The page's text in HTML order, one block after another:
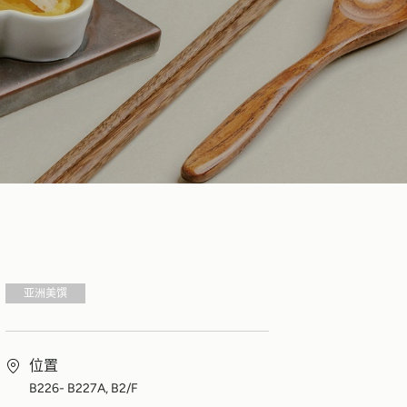
亚洲美馔
位置
B226- B227A, B2/F